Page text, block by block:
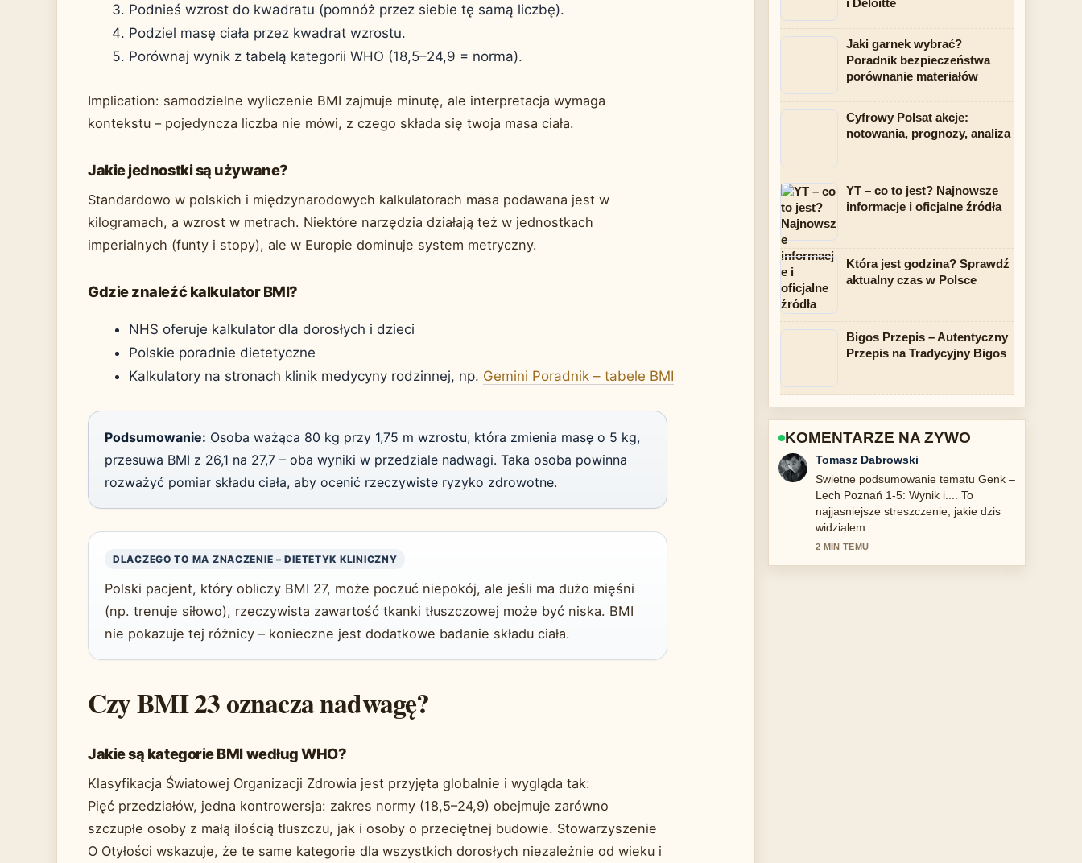
Podnieś wzrost do kwadratu (pomnóż przez siebie tę samą liczbę).
Podziel masę ciała przez kwadrat wzrostu.
Porównaj wynik z tabelą kategorii WHO (18,5–24,9 = norma).
Implication: samodzielne wyliczenie BMI zajmuje minutę, ale interpretacja wymaga
kontekstu – pojedyncza liczba nie mówi, z czego składa się twoja masa ciała.
Jakie jednostki są używane?
Standardowo w polskich i międzynarodowych kalkulatorach masa podawana jest w
kilogramach, a wzrost w metrach. Niektóre narzędzia działają też w jednostkach
imperialnych (funty i stopy), ale w Europie dominuje system metryczny.
Gdzie znaleźć kalkulator BMI?
NHS oferuje kalkulator dla dorosłych i dzieci
Polskie poradnie dietetyczne
Kalkulatory na stronach klinik medycyny rodzinnej, np. Gemini Poradnik – tabele BMI
Podsumowanie: Osoba ważąca 80 kg przy 1,75 m wzrostu, która zmienia masę o 5 kg,
przesuwa BMI z 26,1 na 27,7 – oba wyniki w przedziale nadwagi. Taka osoba powinna
rozważyć pomiar składu ciała, aby ocenić rzeczywiste ryzyko zdrowotne.
DLACZEGO TO MA ZNACZENIE – DIETETYK KLINICZNY
Polski pacjent, który obliczy BMI 27, może poczuć niepokój, ale jeśli ma dużo mięśni
(np. trenuje siłowo), rzeczywista zawartość tkanki tłuszczowej może być niska. BMI
nie pokazuje tej różnicy – konieczne jest dodatkowe badanie składu ciała.
Czy BMI 23 oznacza nadwagę?
Jakie są kategorie BMI według WHO?
Klasyfikacja Światowej Organizacji Zdrowia jest przyjęta globalnie i wygląda tak:
Pięć przedziałów, jedna kontrowersja: zakres normy (18,5–24,9) obejmuje zarówno
szczupłe osoby z małą ilością tłuszczu, jak i osoby o przeciętnej budowie. Stowarzyszenie
O Otyłości wskazuje, że te same kategorie dla wszystkich dorosłych niezależnie od wieku i
i Deloitte
Jaki garnek wybrać?
Poradnik bezpieczeństwa
porównanie materiałów
Cyfrowy Polsat akcje:
notowania, prognozy, analiza
YT – co to jest? Najnowsze
informacje i oficjalne źródła
Która jest godzina? Sprawdź
aktualny czas w Polsce
Bigos Przepis – Autentyczny
Przepis na Tradycyjny Bigos
KOMENTARZE NA ZYWO
Anna Kowalska
Sledze Punisher 2026 – czy serial
wróci? Fakty... na biezaco i doceniam
wywazony ton.
4 MIN TEMU